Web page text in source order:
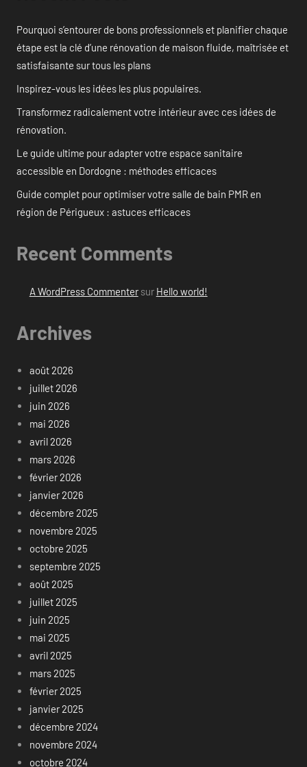
Pourquoi s’entourer de bons professionnels et planifier chaque
étape est la clé d’une rénovation de maison fluide, maîtrisée et
satisfaisante sur tous les plans
Inspirez-vous les idées les plus populaires.
Transformez radicalement votre intérieur avec ces idées de
rénovation.
Le guide ultime pour adapter votre espace sanitaire
accessible en Dordogne : méthodes efficaces
Guide complet pour optimiser votre salle de bain PMR en
région de Périgueux : astuces efficaces
Recent Comments
A WordPress Commentersur Hello world!
Archives
août 2026
juillet 2026
juin 2026
mai 2026
avril 2026
mars 2026
février 2026
janvier 2026
décembre 2025
novembre 2025
octobre 2025
septembre 2025
août 2025
juillet 2025
juin 2025
mai 2025
avril 2025
mars 2025
février 2025
janvier 2025
décembre 2024
novembre 2024
octobre 2024